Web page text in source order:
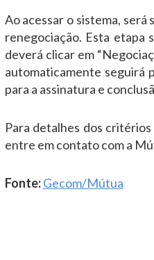
Ao acessar o sistema, será
renegociação. Esta etapa
deverá clicar em
automaticamente seguirá
para a assinatura e
Para detalhes dos
entre em contato com a
Fonte: Gecom/Mútua